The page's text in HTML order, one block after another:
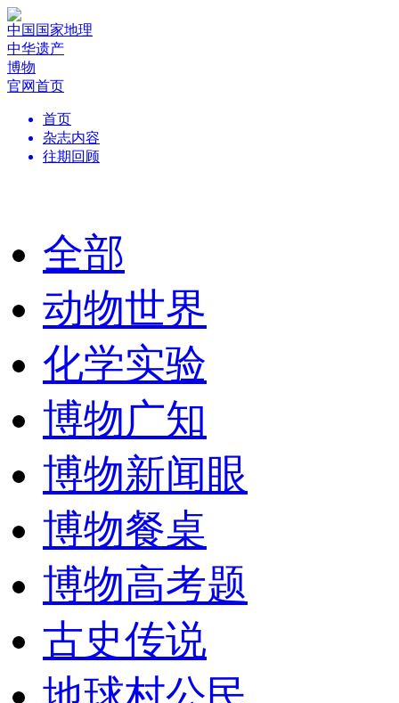
中国国家地理
中华遗产
博物
官网首页
首页
杂志内容
往期回顾
全部
动物世界
化学实验
博物广知
博物新闻眼
博物餐桌
博物高考题
古史传说